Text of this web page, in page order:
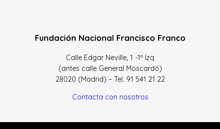
Fundación Nacional Francisco Franco
Calle Edgar Neville, 1 -1º Izq
(antes calle General Moscardó)
28020 (Madrid) – Tel. 91 541 21 22
Contacta con nosotros